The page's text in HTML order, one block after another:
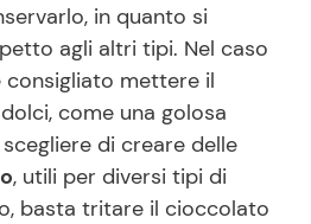
in quanto si
agli altri tipi. Nel caso
consigliato mettere il
come una golosa
di creare delle
, utili per diversi tipi di
basta tritare il cioccolato